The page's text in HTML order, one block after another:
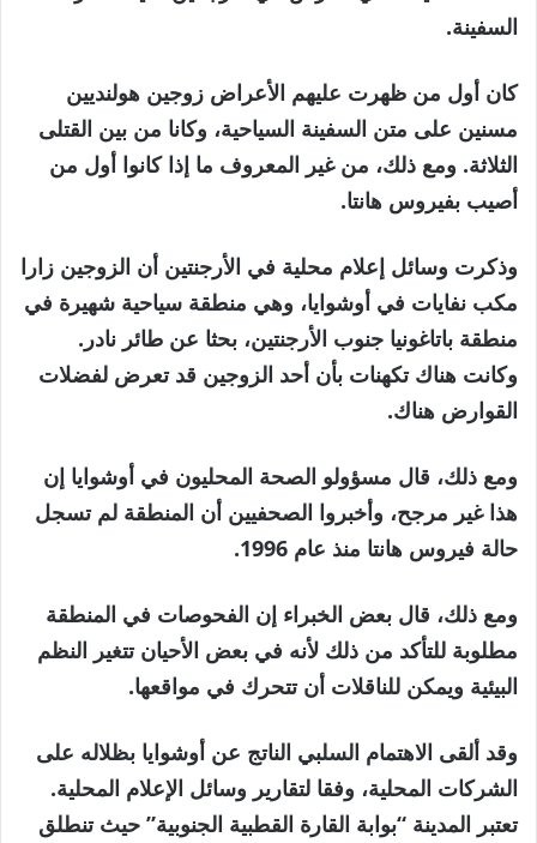
السفينة.
كان أول من ظهرت عليهم الأعراض زوجين هولنديين
مسنين على متن السفينة السياحية، وكانا من بين القتلى
الثلاثة. ومع ذلك، من غير المعروف ما إذا كانوا أول من
أصيب بفيروس هانتا.
وذكرت وسائل إعلام محلية في الأرجنتين أن الزوجين زارا
مكب نفايات في أوشوايا، وهي منطقة سياحية شهيرة في
منطقة باتاغونيا جنوب الأرجنتين، بحثا عن طائر نادر.
وكانت هناك تكهنات بأن أحد الزوجين قد تعرض لفضلات
القوارض هناك.
ومع ذلك، قال مسؤولو الصحة المحليون في أوشوايا إن
هذا غير مرجح، وأخبروا الصحفيين أن المنطقة لم تسجل
حالة فيروس هانتا منذ عام 1996.
ومع ذلك، قال بعض الخبراء إن الفحوصات في المنطقة
مطلوبة للتأكد من ذلك لأنه في بعض الأحيان تتغير النظم
البيئية ويمكن للناقلات أن تتحرك في مواقعها.
وقد ألقى الاهتمام السلبي الناتج عن أوشوايا بظلاله على
الشركات المحلية، وفقا لتقارير وسائل الإعلام المحلية.
تعتبر المدينة “بوابة القارة القطبية الجنوبية” حيث تنطلق